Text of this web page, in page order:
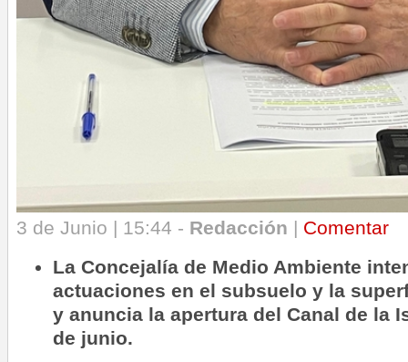
3 de Junio | 15:44 - Redacción | Comentar
La Concejalía de Medio Ambiente
actuaciones en el subsuelo y la
y anuncia la apertura del Canal de la
de junio.